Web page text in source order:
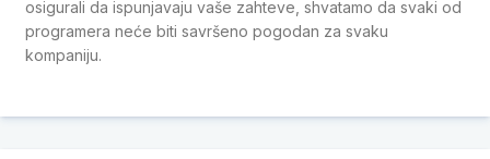
osigurali da ispunjavaju vaše zahteve, shvatamo da svaki od
programera neće biti savršeno pogodan za svaku
kompaniju.